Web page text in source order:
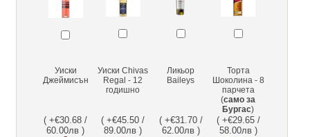
Уиски
Джеймисън
( +€30.68 /
60.00лв )
Уиски Chivas
Regal - 12
годишно
( +€45.50 /
89.00лв )
Ликьор
Baileys
( +€31.70 /
62.00лв )
Торта
Шоколина - 8
парчета
(само за
Бургас)
( +€29.65 /
58.00лв )